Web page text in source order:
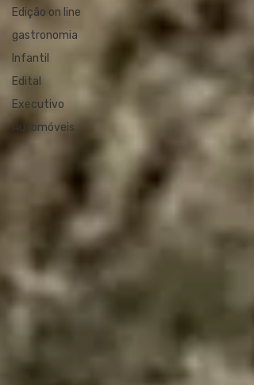
Edição on line
gastronomia
Infantil
Edital
Executivo
Automóveis